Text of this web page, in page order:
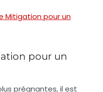
Mitigation pour un
pour un
prégnantes, il est